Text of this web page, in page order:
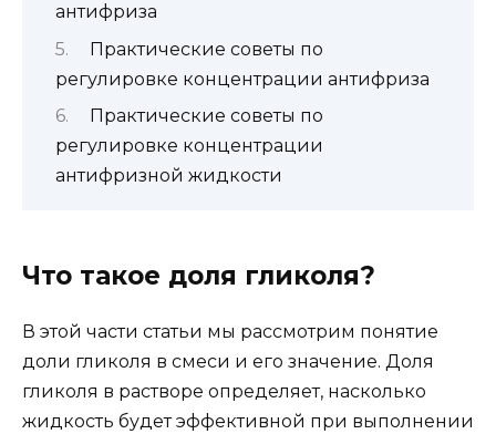
антифриза
Практические советы по
регулировке концентрации антифриза
Практические советы по
регулировке концентрации
антифризной жидкости
Что такое доля гликоля?
В этой части статьи мы рассмотрим понятие
доли гликоля в смеси и его значение. Доля
гликоля в растворе определяет, насколько
жидкость будет эффективной при выполнении